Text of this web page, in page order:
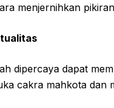
menjernihkan
dipercaya dapat
cakra mahkota dan